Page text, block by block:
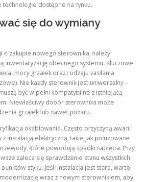
dostępne na rynku.
się do wymiany
o zakupie nowego sterownika, należy
inwentaryzację obecnego systemu. Kluczowe
mocy grzałek oraz rodzaju zasilania
Nie każdy sterownik jest uniwersalny –
być w pełni kompatybilne z istniejącą
Niewłaściwy dobór sterownika może
grzałek lub nawet pożaru.
okablowania. Często przyczyną awarii
instalacją elektryczną, takie jak poluzowane
które powodują spadki napięcia. Przy
zaleca się sprawdzenie stanu wszystkich
styku. Jeśli instalacja jest stara, warto
wraz z nowym sterownikiem, aby